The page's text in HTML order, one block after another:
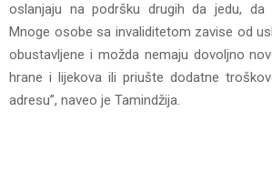
oslanjaju na podršku drugih da jedu,
Mnoge osobe sa invaliditetom zavise od
obustavljene i možda nemaju dovoljno
hrane i lijekova ili priušte dodatne
adresu”, naveo je Tamindžija.